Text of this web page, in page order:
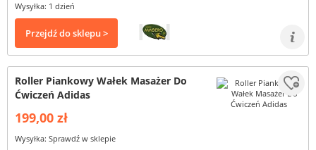
Wysyłka: 1 dzień
Przejdź do sklepu >
Roller Piankowy Wałek Masażer Do
Ćwiczeń Adidas
199,00 zł
Wysyłka: Sprawdź w sklepie